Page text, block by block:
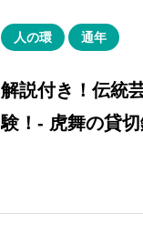
人の環 通年
解説付き！伝統
験！- 虎舞の貸